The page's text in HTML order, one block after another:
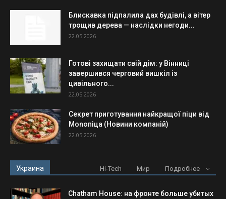
Блискавка підпалила дах будівлі, а вітер
трощив дерева — наслідки негоди...
22.05.2026
Готові захищати свій дім: у Вінниці
завершився черговий вишкіл із
цивільного...
22.05.2026
Секрет приготування найкращої піци від
Monoпіца (Новини компаній)
22.05.2026
Украина Hi-Tech Мир Подробнее
Chatham House: на фронте больше убитых